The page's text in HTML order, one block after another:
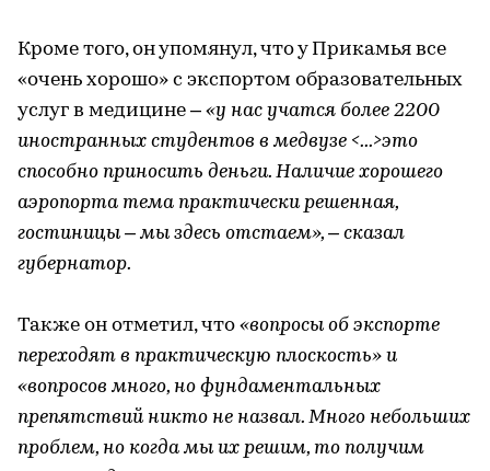
Кроме того, он упомянул, что у Прикамья все
«очень хорошо» с экспортом образовательных
услуг в медицине – «у нас учатся более 2200
иностранных студентов в медвузе <...>это
способно приносить деньги. Наличие хорошего
аэропорта тема практически решенная,
гостиницы – мы здесь отстаем», – сказал
губернатор.
Также он отметил, что «вопросы об экспорте
переходят в практическую плоскость» и
«вопросов много, но фундаментальных
препятствий никто не назвал. Много небольших
проблем, но когда мы их решим, то получим